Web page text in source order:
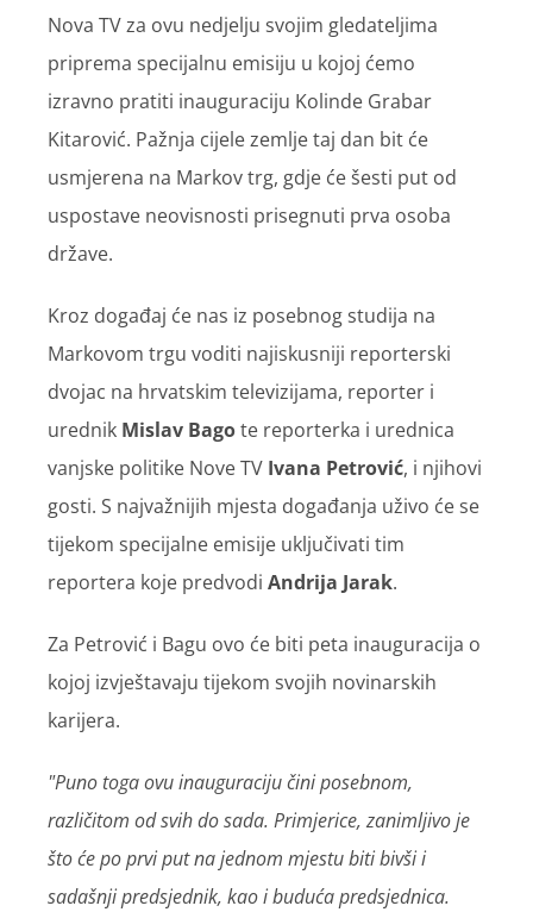
Nova TV za ovu nedjelju svojim gledateljima
priprema specijalnu emisiju u kojoj ćemo
izravno pratiti inauguraciju Kolinde Grabar
Kitarović. Pažnja cijele zemlje taj dan bit će
usmjerena na Markov trg, gdje će šesti put od
uspostave neovisnosti prisegnuti prva osoba
države.
Kroz događaj će nas iz posebnog studija na
Markovom trgu voditi najiskusniji reporterski
dvojac na hrvatskim televizijama, reporter i
urednik Mislav Bagote reporterka i urednica
vanjske politike Nove TV Ivana Petrović, i njihovi
gosti. S najvažnijih mjesta događanja uživo će se
tijekom specijalne emisije uključivati tim
reportera koje predvodi Andrija Jarak.
Za Petrović i Bagu ovo će biti peta inauguracija o
kojoj izvještavaju tijekom svojih novinarskih
karijera.
"Puno toga ovu inauguraciju čini posebnom,
različitom od svih do sada. Primjerice, zanimljivo je
što će po prvi put na jednom mjestu biti bivši i
sadašnji predsjednik, kao i buduća predsjednica.